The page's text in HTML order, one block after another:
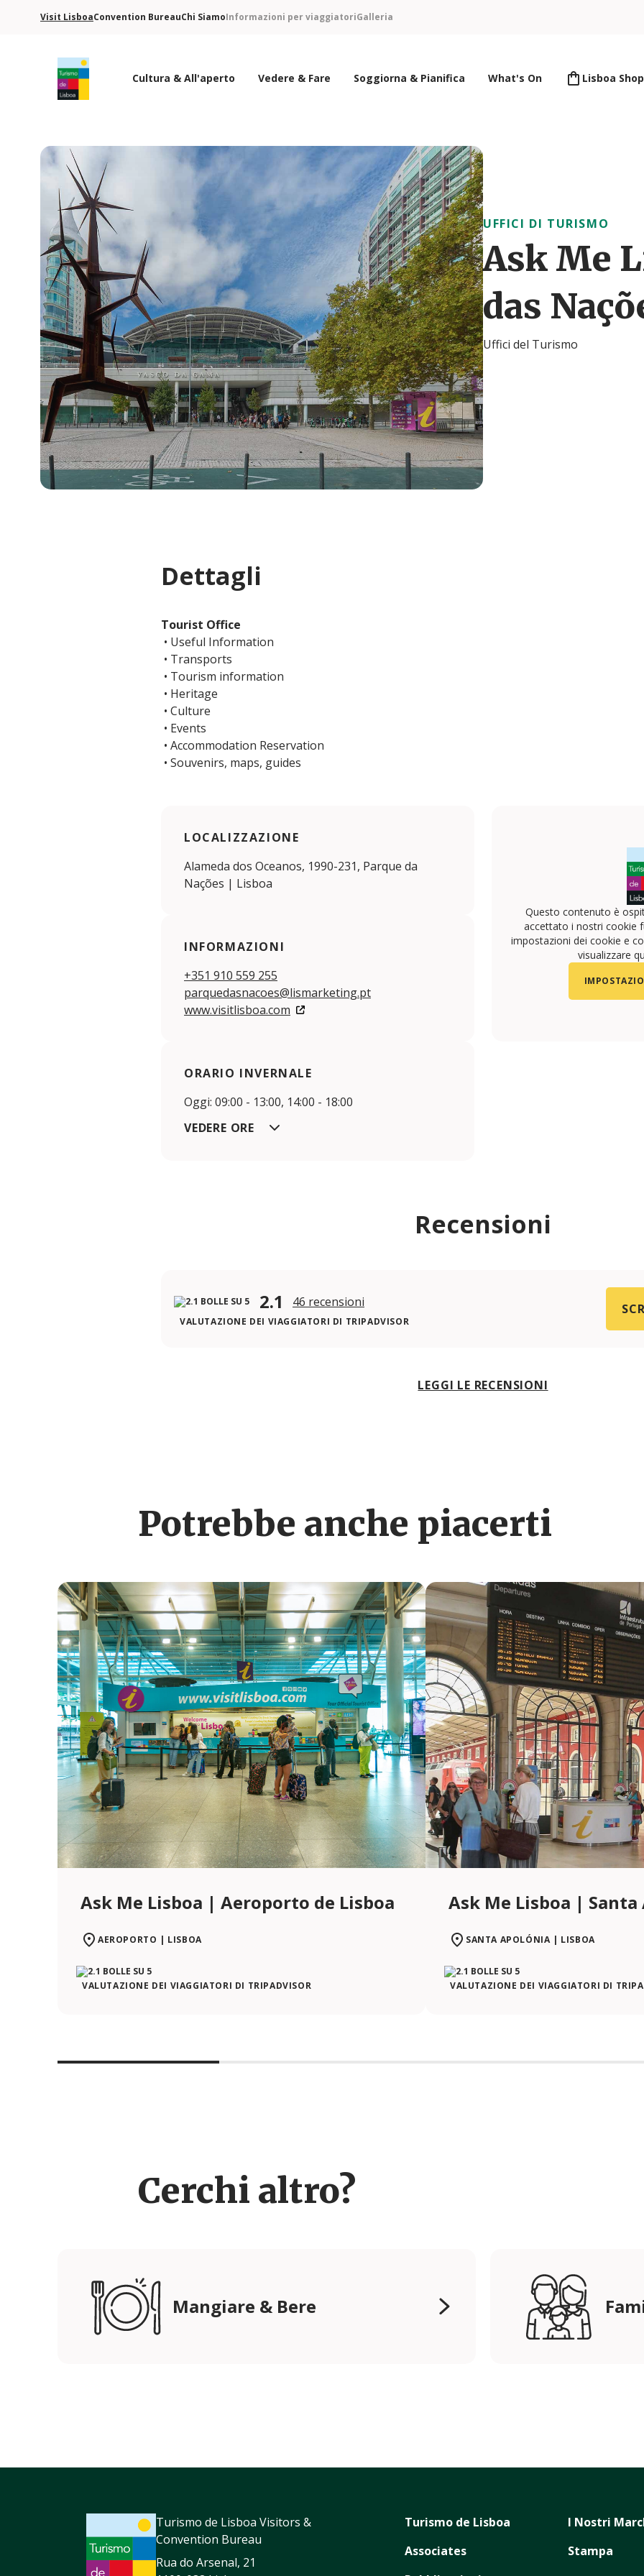
Visit LisboaConvention BureauChi SiamoInformazioni per viaggiatoriGalleria
Cultura & All'aperto Vedere & Fare Soggiorna & Pianifica What's On Lisboa Shop
UFFICI DI TURISMO
Ask Me
das
Uffici del Turismo
Dettagli
Tourist Office
• Useful Information
• Transports
• Tourism information
• Heritage
• Culture
• Events
• Accommodation Reservation
• Souvenirs, maps, guides
LOCALIZZAZIONE
Alameda dos Oceanos, 1990-231, Parque da
Nações | Lisboa
INFORMAZIONI
+351 910 559 255
parquedasnacoes@lismarketing.pt
www.visitlisboa.com
Questo contenuto è
accettato i nostri cookie
impostazioni dei cookie e
visualizzare
ORARIO INVERNALE
Oggi: 09:00 - 13:00, 14:00 - 18:00
VEDERE ORE
Recensioni
2.1 46 recensioni
VALUTAZIONE DEI VIAGGIATORI DI TRIPADVISOR
LEGGI LE RECENSIONI
Potrebbe anche piacerti
Ask Me Lisboa | Aeroporto de Lisboa
AEROPORTO | LISBOA
VALUTAZIONE DEI VIAGGIATORI DI TRIPADVISOR
Ask Me Lisboa |
SANTA APOLÓNIA | LISBOA
VALUTAZIONE DEI VIAGGIATORI DI
Cerchi altro?
Mangiare & Bere
Turismo de Lisboa Visitors &
Convention Bureau
Rua do Arsenal, 21
Turismo de Lisboa
Associates
I Nostri
Stampa